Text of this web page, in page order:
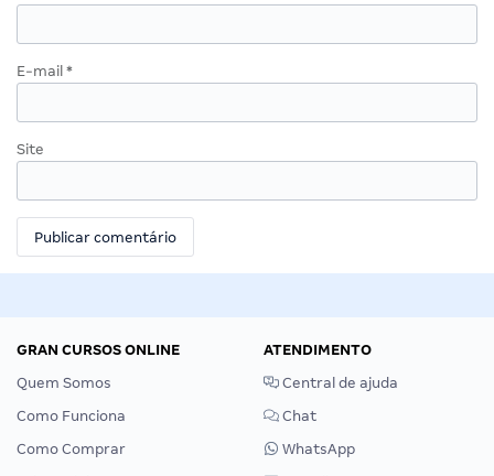
E-mail *
Site
GRAN CURSOS ONLINE
Quem Somos
Como Funciona
Como Comprar
ATENDIMENTO
Central de ajuda
Chat
WhatsApp